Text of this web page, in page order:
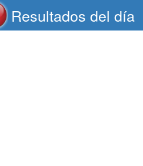
Resultados del día